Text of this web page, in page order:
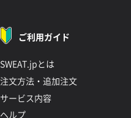
ご利用ガイド
SWEAT.jpとは
注文方法・追加注文
サービス内容
ヘルプ